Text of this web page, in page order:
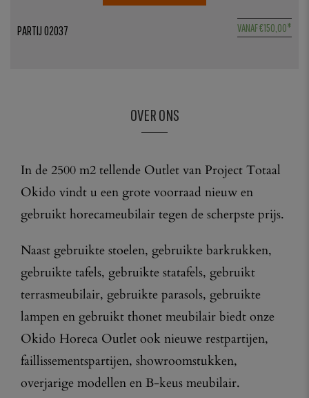
VANAF€150,00*
PARTIJ 02037
OVER ONS
In de 2500 m2 tellende Outlet van Project Totaal
Okido vindt u een grote voorraad nieuw en
gebruikt horecameubilair tegen de scherpste prijs.
Naast gebruikte stoelen, gebruikte barkrukken,
gebruikte tafels, gebruikte statafels, gebruikt
terrasmeubilair, gebruikte parasols, gebruikte
lampen en gebruikt thonet meubilair biedt onze
Okido Horeca Outlet ook nieuwe restpartijen,
faillissementspartijen, showroomstukken,
overjarige modellen en B-keus meubilair.